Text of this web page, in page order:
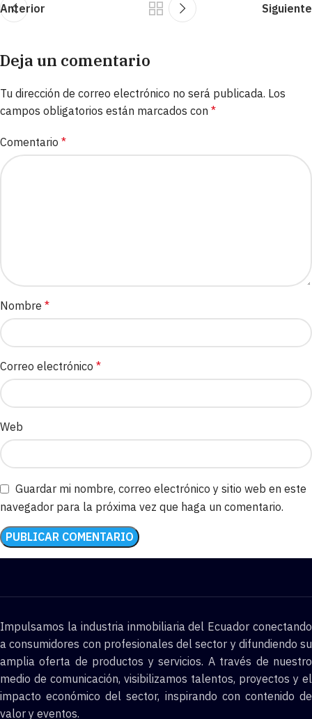
Anterior Siguiente
Deja un comentario
Tu dirección de correo electrónico no será publicada. Los
campos obligatorios están marcados con *
Comentario *
Nombre *
Correo electrónico *
Web
Guardar mi nombre, correo electrónico y sitio web en este
navegador para la próxima vez que haga un comentario.
Impulsamos la industria inmobiliaria del Ecuador conectando
a consumidores con profesionales del sector y difundiendo su
amplia oferta de productos y servicios. A través de nuestro
medio de comunicación, visibilizamos talentos, proyectos y el
impacto económico del sector, inspirando con contenido de
valor y eventos.